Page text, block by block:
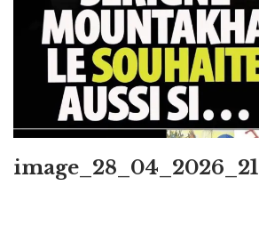
image_28_04_2026_21